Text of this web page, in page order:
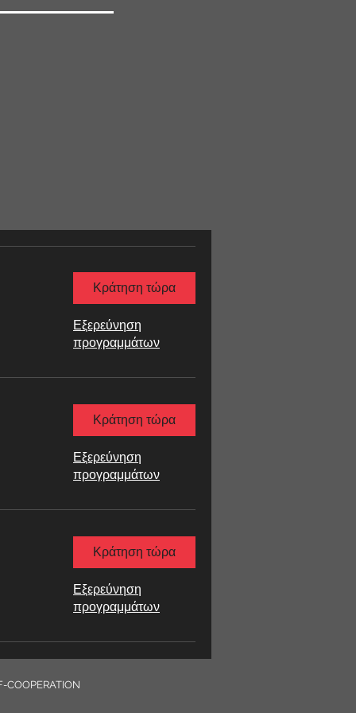
Κράτηση τώρα
Εξερεύνηση
προγραμμάτων
Κράτηση τώρα
Εξερεύνηση
προγραμμάτων
Κράτηση τώρα
Εξερεύνηση
προγραμμάτων
COOPERATION